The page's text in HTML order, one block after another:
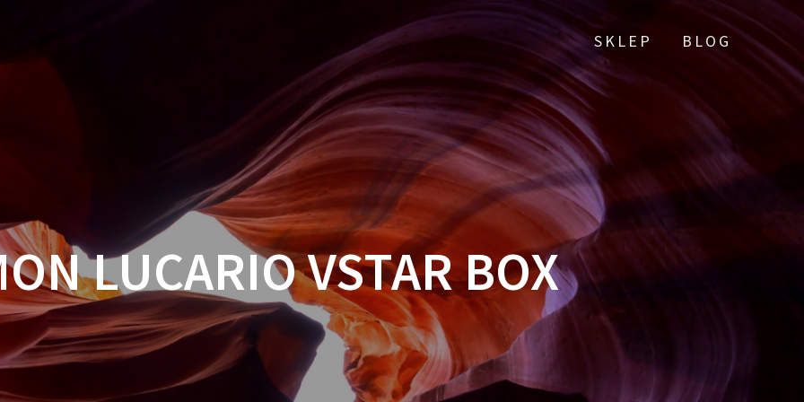
SKLEP BLOG
LUCARIO VSTAR BOX